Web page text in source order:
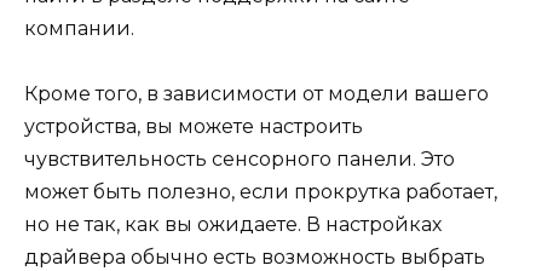
компании.
Кроме того, в зависимости от модели вашего
устройства, вы можете настроить
чувствительность сенсорного панели. Это
может быть полезно, если прокрутка работает,
но не так, как вы ожидаете. В настройках
драйвера обычно есть возможность выбрать